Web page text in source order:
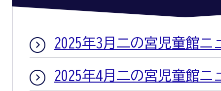
2025年3月二の宮児童館ニ
2025年4月二の宮児童館ニ